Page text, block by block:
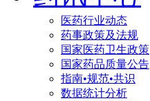
医药行业动态
药事政策及法规
国家医药卫生政策
国家药品质量公告
指南•规范•共识
数据统计分析